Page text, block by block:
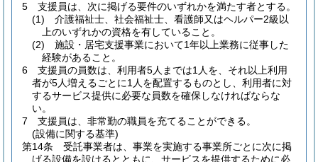
5
支援員は、次に掲げる要件のいずれかを満たす者とする。
(1)
介護福祉士、社会福祉士、看護師又はヘルパー2級以
上のいずれかの資格を有していること。
(2)
施設・居宅支援事業において1年以上業務に従事した
経験があること。
6
支援員の員数は、利用者5人までは1人を、それ以上利用
者が5人増えるごとに1人を配置するものとし、利用者に対
するサービス提供に必要な員数を確保しなければならな
い。
7
支援員は、非常勤の職員を充てることができる。
(設備に関する基準)
第14条
受託事業者は、事業を実施する事業所ごとに次に掲
げる設備を設けるとともに、サービスを提供するために必